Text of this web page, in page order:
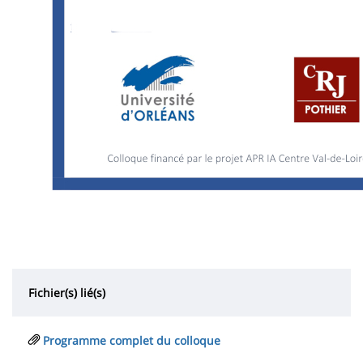
Fichier(s) lié(s)
Programme complet du colloque